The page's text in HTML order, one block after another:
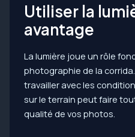
Utiliser la
avantage
La lumière joue un rôle
photographie de la
travailler avec les
sur le terrain peut faire
qualité de vos photos.